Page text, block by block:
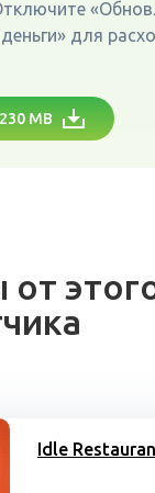
для
230 MB
Idle